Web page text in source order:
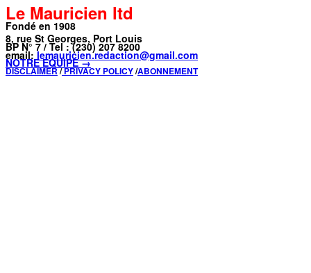
Le Mauricien ltd
Fondé en 1908
8, rue St Georges, Port Louis
BP N° 7 / Tel : (230) 207 8200
email: lemauricien.redaction@gmail.com
NOTRE ÉQUIPE →
DISCLAIMER/PRIVACY POLICY/ABONNEMENT